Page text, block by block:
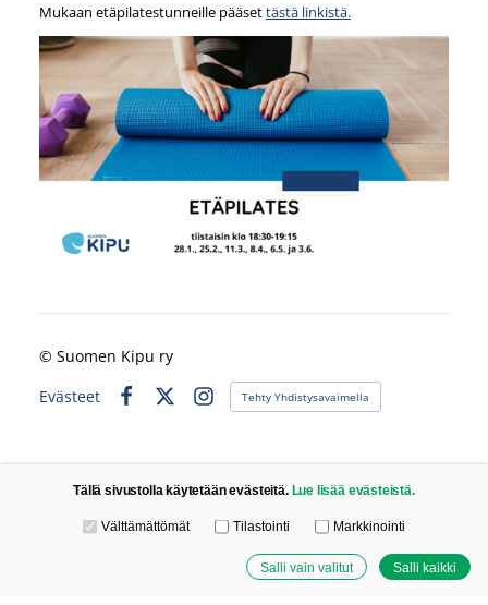
Mukaan etäpilatestunneille pääsettästä linkistä.
© Suomen Kipu ry
Evästeet
Instagram
Tehty Yhdistysavaimella
Tällä sivustolla käytetään evästeitä. Lue lisää evästeistä.
Valitse käytettävät evästeet
Välttämättömät Tilastointi Markkinointi
Salli vain valitut Salli kaikki